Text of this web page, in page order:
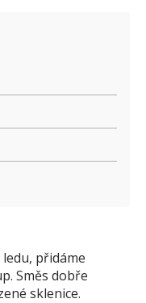
přidáme
Směs dobře
sklenice.